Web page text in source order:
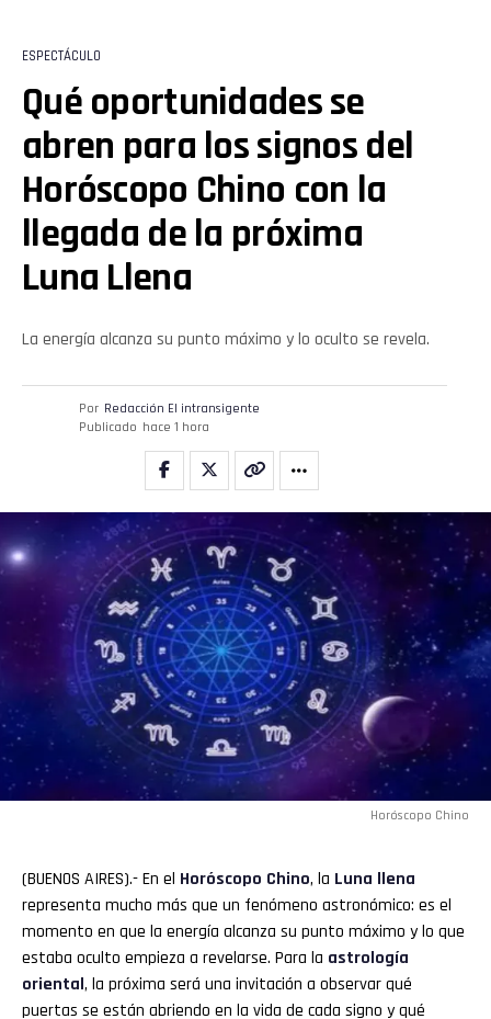
ESPECTÁCULO
Qué oportunidades se
abren para los signos del
Horóscopo Chino con la
llegada de la próxima
Luna Llena
La energía alcanza su punto máximo y lo oculto se revela.
Por Redacción El intransigente
Publicado hace 1 hora
Horóscopo Chino
(BUENOS AIRES).- En el Horóscopo Chino, la Luna llena
representa mucho más que un fenómeno astronómico: es el
momento en que la energía alcanza su punto máximo y lo que
estaba oculto empieza a revelarse. Para la astrología
oriental, la próxima será una invitación a observar qué
puertas se están abriendo en la vida de cada signo y qué
Flipboard
Reddit
Pinterest